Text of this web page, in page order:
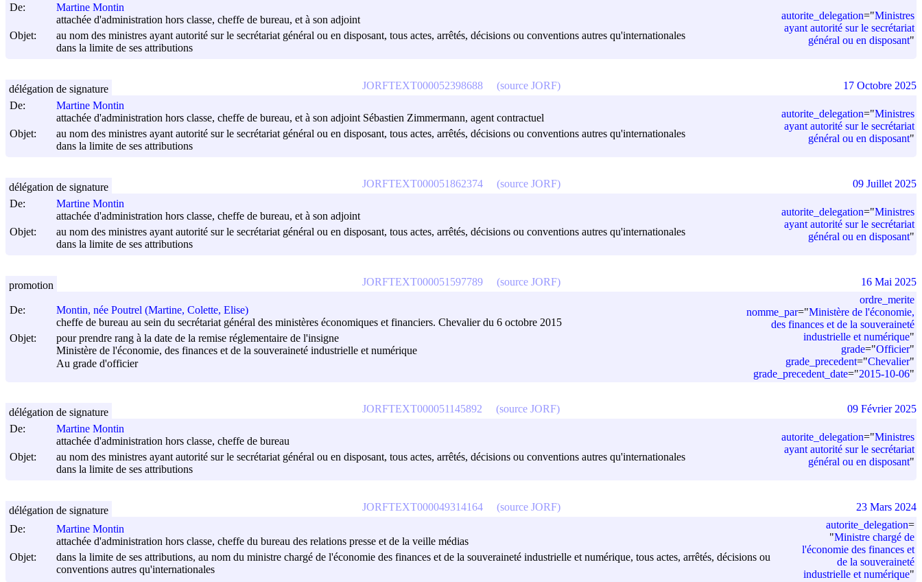
De:
Martine Montin
attachée d'administration hors classe, cheffe de bureau, et à son adjoint
Objet:
au nom des ministres ayant autorité sur le secrétariat général ou en disposant, tous actes, arrêtés, décisions ou conventions autres qu'internationales
dans la limite de ses attributions
autorite_delegation="Ministres
ayant autorité sur le secrétariat
général ou en disposant"
De:
Martine Montin
attachée d'administration hors classe, cheffe de bureau, et à son adjoint Sébastien Zimmermann, agent contractuel
Objet:
au nom des ministres ayant autorité sur le secrétariat général ou en disposant, tous actes, arrêtés, décisions ou conventions autres qu'internationales
dans la limite de ses attributions
autorite_delegation="Ministres
ayant autorité sur le secrétariat
général ou en disposant"
JORFTEXT000052398688 (source JORF)
délégation de signature 17 Octobre 2025
De:
Martine Montin
attachée d'administration hors classe, cheffe de bureau, et à son adjoint
Objet:
au nom des ministres ayant autorité sur le secrétariat général ou en disposant, tous actes, arrêtés, décisions ou conventions autres qu'internationales
dans la limite de ses attributions
autorite_delegation="Ministres
ayant autorité sur le secrétariat
général ou en disposant"
JORFTEXT000051862374 (source JORF)
délégation de signature 09 Juillet 2025
De:
Montin, née Poutrel (Martine, Colette, Elise)
cheffe de bureau au sein du secrétariat général des ministères économiques et financiers. Chevalier du 6 octobre 2015
Objet:
pour prendre rang à la date de la remise réglementaire de l'insigne
Ministère de l'économie, des finances et de la souveraineté industrielle et numérique
Au grade d'officier
ordre_merite
nomme_par="Ministère de l'économie,
des finances et de la souveraineté
industrielle et numérique"
grade="Officier"
grade_precedent="Chevalier"
grade_precedent_date="2015-10-06"
JORFTEXT000051597789 (source JORF)
promotion 16 Mai 2025
De:
Martine Montin
attachée d'administration hors classe, cheffe de bureau
Objet:
au nom des ministres ayant autorité sur le secrétariat général ou en disposant, tous actes, arrêtés, décisions ou conventions autres qu'internationales
dans la limite de ses attributions
autorite_delegation="Ministres
ayant autorité sur le secrétariat
général ou en disposant"
JORFTEXT000051145892 (source JORF)
délégation de signature 09 Février 2025
De:
Martine Montin
attachée d'administration hors classe, cheffe du bureau des relations presse et de la veille médias
Objet:
dans la limite de ses attributions, au nom du ministre chargé de l'économie des finances et de la souveraineté industrielle et numérique, tous actes, arrêtés, décisions ou
conventions autres qu'internationales
autorite_delegation=
"Ministre chargé de
l'économie des finances et
de la souveraineté
industrielle et numérique"
JORFTEXT000049314164 (source JORF)
délégation de signature 23 Mars 2024